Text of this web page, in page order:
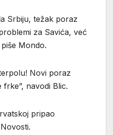
Srbiju, težak poraz
za Savića, već
Mondo.
Novi poraz
frke”, navodi Blic.
pripao